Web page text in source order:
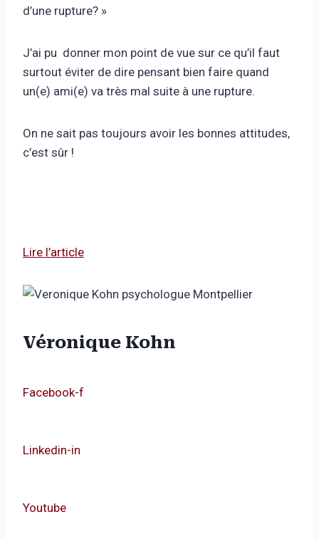
d’une rupture? »
J’ai pu donner mon point de vue sur ce qu’il faut
surtout éviter de dire pensant bien faire quand
un(e) ami(e) va très mal suite à une rupture.
On ne sait pas toujours avoir les bonnes attitudes,
c’est sûr !
Lire l’article
Véronique Kohn
Facebook-f
Linkedin-in
Youtube